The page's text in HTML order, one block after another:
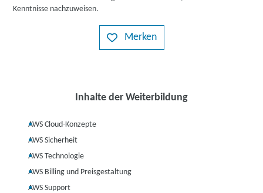
Kenntnisse nachzuweisen.
Merken
Inhalte der Weiterbildung
AWS Cloud-Konzepte
AWS Sicherheit
AWS Technologie
AWS Billing und Preisgestaltung
AWS Support